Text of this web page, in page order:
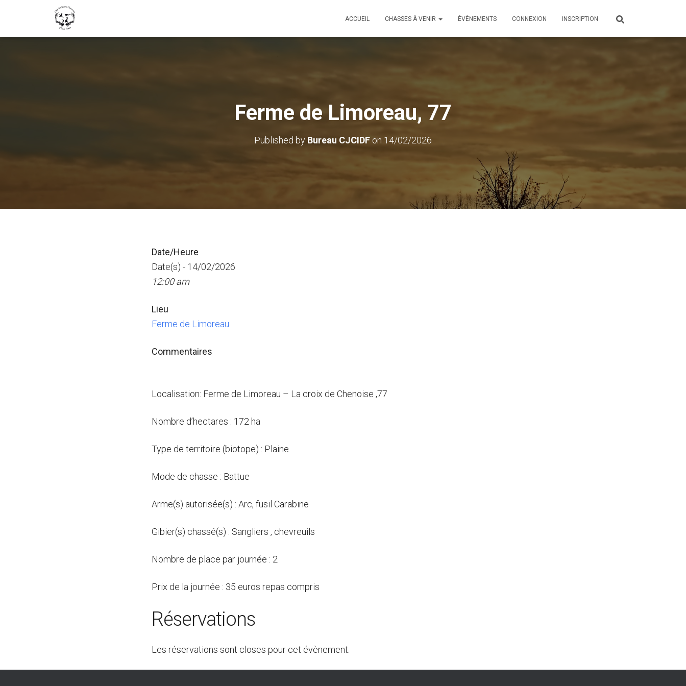
ACCUEIL CHASSES À VENIR ÉVÈNEMENTS CONNEXION INSCRIPTION
Ferme de Limoreau, 77
Published by Bureau CJCIDF on 14/02/2026
Date/Heure
Date(s) - 14/02/2026
12:00 am
Lieu
Ferme de Limoreau
Commentaires
Localisation: Ferme de Limoreau – La croix de Chenoise ,77
Nombre d’hectares : 172 ha
Type de territoire (biotope) : Plaine
Mode de chasse : Battue
Arme(s) autorisée(s) : Arc, fusil Carabine
Gibier(s) chassé(s) : Sangliers , chevreuils
Nombre de place par journée : 2
Prix de la journée : 35 euros repas compris
Réservations
Les réservations sont closes pour cet évènement.